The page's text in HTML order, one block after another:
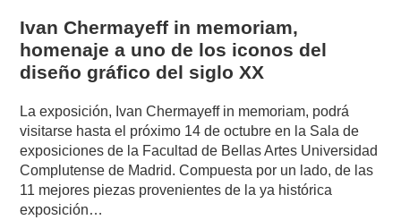
Ivan Chermayeff in memoriam,
homenaje a uno de los iconos del
diseño gráfico del siglo XX
La exposición, Ivan Chermayeff in memoriam, podrá
visitarse hasta el próximo 14 de octubre en la Sala de
exposiciones de la Facultad de Bellas Artes Universidad
Complutense de Madrid. Compuesta por un lado, de las
11 mejores piezas provenientes de la ya histórica
exposición…